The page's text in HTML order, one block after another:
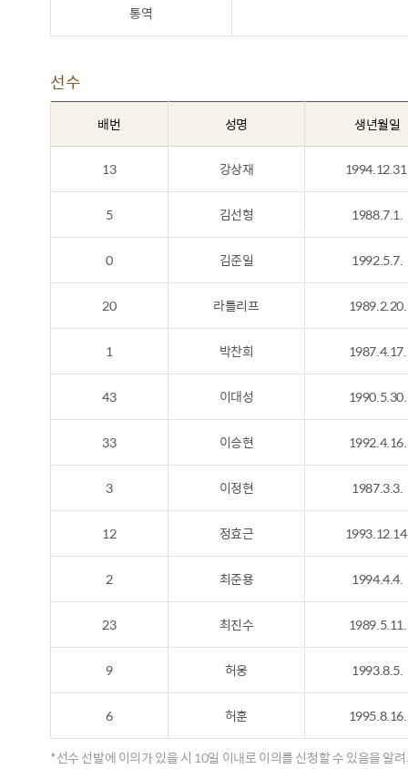
통역
선수
배번 성명 생년월일
13 강상재
5 김선형 1988.7.1.
0 김준일 1992.5.7.
20 라틀리프 1989.2.20.
1 박찬희 1987.4.17.
43 이대성 1990.5.30.
33 이승현 1992.4.16.
3 이정현 1987.3.3.
12 정효근
2 최준용 1994.4.4.
23 최진수 1989.5.11.
9 허웅 1993.8.5.
6 허훈 1995.8.16.
*선수 선발에 이의가 있을 시 10일 이내로 이의를 신청할 수 있음을 알